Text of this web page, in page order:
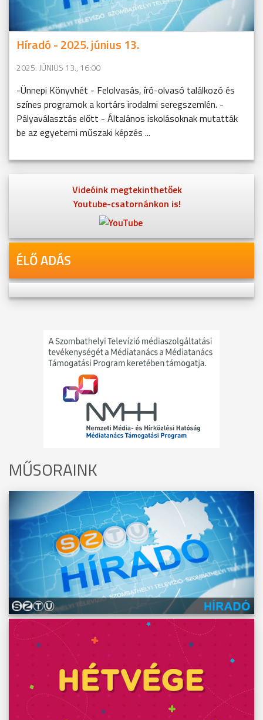
Híradó - 2025. június 13.
2025. JÚNIUS 13., 16:00
-Ünnepi Könyvhét - Felolvasás, író-olvasó találkozó és
színes programok a kortárs irodalmi seregszemlén. -
Pályaválasztás előtt - Általános iskolásoknak mutatták
be az egyetemi műszaki képzés ...
Videóink megtekinthetőek
Youtube-csatornánkon is!
ÉLŐ ADÁS
MŰSORAINK